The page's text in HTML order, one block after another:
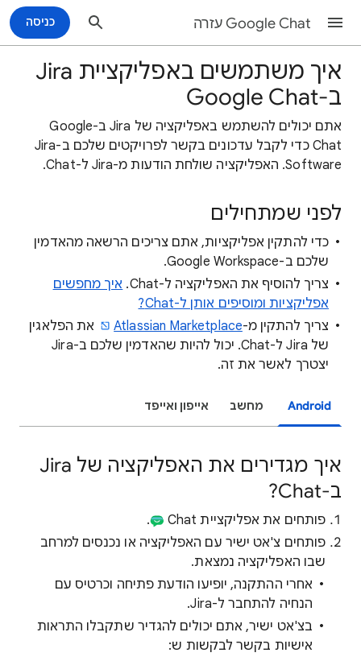
Google Chat עזרה כניסה
איך משתמשים באפליקציית Jira
ב-Google Chat
אתם יכולים להשתמש באפליקציה של Jira ב-Google
Chat כדי לקבל עדכונים בקשר לפרויקטים שלכם ב-Jira
Software. האפליקציה שולחת הודעות מ-Jira ל-Chat.
לפני שמתחילים
כדי להתקין אפליקציות, אתם צריכים הרשאה מהאדמין
שלכם ב-Google Workspace.
צריך להוסיף את האפליקציה ל-Chat.
איך מחפשים
אפליקציות ומוסיפים אותן ל-Chat?
צריך להתקין מ-Atlassian Marketplace
את הפלאגין
של Jira ל-Chat. יכול להיות שהאדמין שלכם ב-Jira
יצטרך לאשר את זה.
Android מחשב אייפון ואייפד
איך מגדירים את האפליקציה של Jira
ב-Chat?
פותחים את אפליקציית Chat
.
פותחים צ'אט ישיר עם האפליקציה או נכנסים למרחב
שבו האפליקציה נמצאת.
אחרי ההתקנה, יופיעו הודעת פתיחה וכרטיס עם
הנחיה להתחבר ל-Jira.
בצ'אט ישיר, אתם יכולים להגדיר שתקבלו התראות
אישיות בקשר לבקשות ש: